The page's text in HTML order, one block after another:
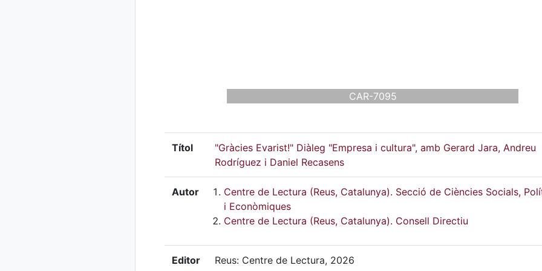
CAR-7095
Títol
"Gràcies Evarist!" Diàleg "Empresa i cultura", amb Gerard Jara, Andreu
Rodríguez i Daniel Recasens
Autor
Centre de Lectura (Reus, Catalunya). Secció de Ciències Socials,
i Econòmiques
Centre de Lectura (Reus, Catalunya). Consell Directiu
Editor Reus: Centre de Lectura, 2026